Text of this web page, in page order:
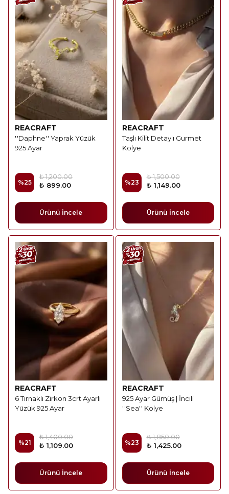
REACRAFT
''Daphne'' Yaprak Yüzük
925 Ayar
%25
₺ 1,200.00
₺ 899.00
Ürünü İncele
REACRAFT
Taşlı Kilit Detaylı Gurmet
Kolye
%23
₺ 1,500.00
₺ 1,149.00
Ürünü İncele
REACRAFT
6 Tırnaklı Zirkon 3crt Ayarlı
Yüzük 925 Ayar
%21
₺ 1,400.00
₺ 1,109.00
Ürünü İncele
REACRAFT
925 Ayar Gümüş | İncili
''Sea'' Kolye
%23
₺ 1,850.00
₺ 1,425.00
Ürünü İncele